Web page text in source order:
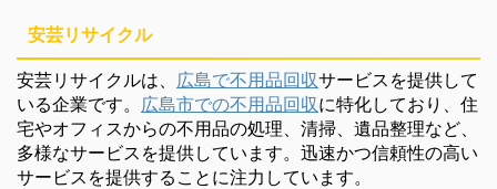
安芸リサイクル
安芸リサイクルは、 広島で不用品回収サービスを提供して
いる企業です。 広島市での不用品回収に特化しており、住
宅やオフィスからの不用品の処理、清掃、遺品整理など、
多様なサービスを提供しています。迅速かつ信頼性の高い
サービスを提供することに注力しています。